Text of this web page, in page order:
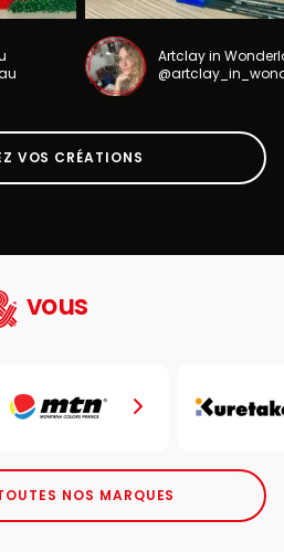
Artclay in
VOS CRÉATIONS
vous
NOS MARQUES